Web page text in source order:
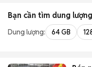
Bạn cần tìm dung lượng
Dung lượng: 64 GB